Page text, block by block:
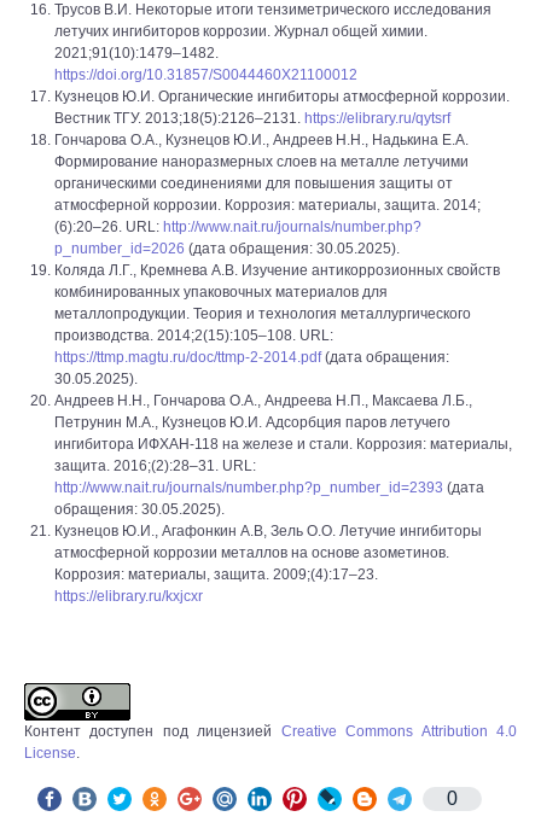
Трусов В.И. Некоторые итоги тензиметрического исследования
летучих ингибиторов коррозии. Журнал общей химии.
2021;91(10):1479–1482.
https://doi.org/10.31857/S0044460X21100012
Кузнецов Ю.И. Органические ингибиторы атмосферной коррозии.
Вестник ТГУ. 2013;18(5):2126–2131. https://elibrary.ru/qytsrf
Гончарова О.А., Кузнецов Ю.И., Андреев Н.Н., Надькина Е.А.
Формирование наноразмерных слоев на металле летучими
органическими соединениями для повышения защиты от
атмосферной коррозии. Коррозия: материалы, защита. 2014;
(6):20–26. URL: http://www.nait.ru/journals/number.php?
p_number_id=2026 (дата обращения: 30.05.2025).
Коляда Л.Г., Кремнева А.В. Изучение антикоррозионных свойств
комбинированных упаковочных материалов для
металлопродукции. Теория и технология металлургического
производства. 2014;2(15):105–108. URL:
https://ttmp.magtu.ru/doc/ttmp-2-2014.pdf(дата обращения:
30.05.2025).
Андреев Н.Н., Гончарова О.А., Андреева Н.П., Максаева Л.Б.,
Петрунин М.А., Кузнецов Ю.И. Адсорбция паров летучего
ингибитора ИФХАН-118 на железе и стали. Коррозия: материалы,
защита. 2016;(2):28–31. URL:
http://www.nait.ru/journals/number.php?p_number_id=2393 (дата
обращения: 30.05.2025).
Кузнецов Ю.И., Агафонкин А.В, Зель О.О. Летучие ингибиторы
атмосферной коррозии металлов на основе азометинов.
Коррозия: материалы, защита. 2009;(4):17–23.
https://elibrary.ru/kxjcxr
Контент доступен под лицензией Creative Commons Attribution 4.0
License.
0